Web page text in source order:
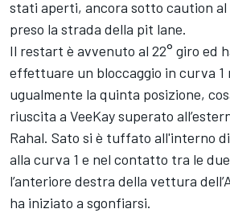
stati aperti, ancora sotto caution al
preso la strada della pit lane.
Il restart è avvenuto al 22° giro ed
effettuare un bloccaggio in curva 1
ugualmente la quinta posizione,
riuscita a VeeKay superato
Rahal. Sato si è tuffato all'interno
alla curva 1 e nel contatto tra le
l’anteriore destra della vettura
ha iniziato a sgonfiarsi.